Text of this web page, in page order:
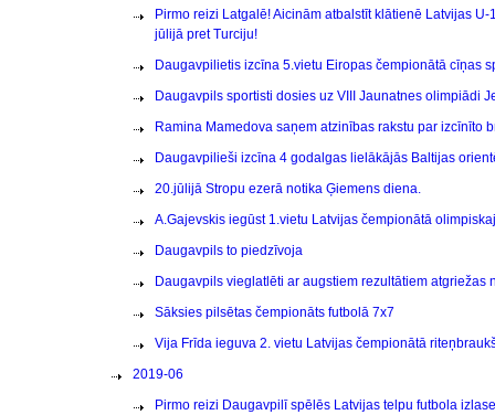
Pirmo reizi Latgalē! Aicinām atbalstīt klātienē Latvijas
jūlijā pret Turciju!
Daugavpilietis izcīna 5.vietu Eiropas čempionātā cīņas
Daugavpils sportisti dosies uz VIII Jaunatnes olimpiādi
Ramina Mamedova saņem atzinības rakstu par izcīnīto
Daugavpilieši izcīna 4 godalgas lielākājās Baltijas
20.jūlijā Stropu ezerā notika Ģiemens diena.
A.Gajevskis iegūst 1.vietu Latvijas čempionātā
Daugavpils to piedzīvoja
Daugavpils vieglatlēti ar augstiem rezultātiem atgriežas
Sāksies pilsētas čempionāts futbolā 7x7
Vija Frīda ieguva 2. vietu Latvijas čempionātā
2019-06
Pirmo reizi Daugavpilī spēlēs Latvijas telpu futbola izlase